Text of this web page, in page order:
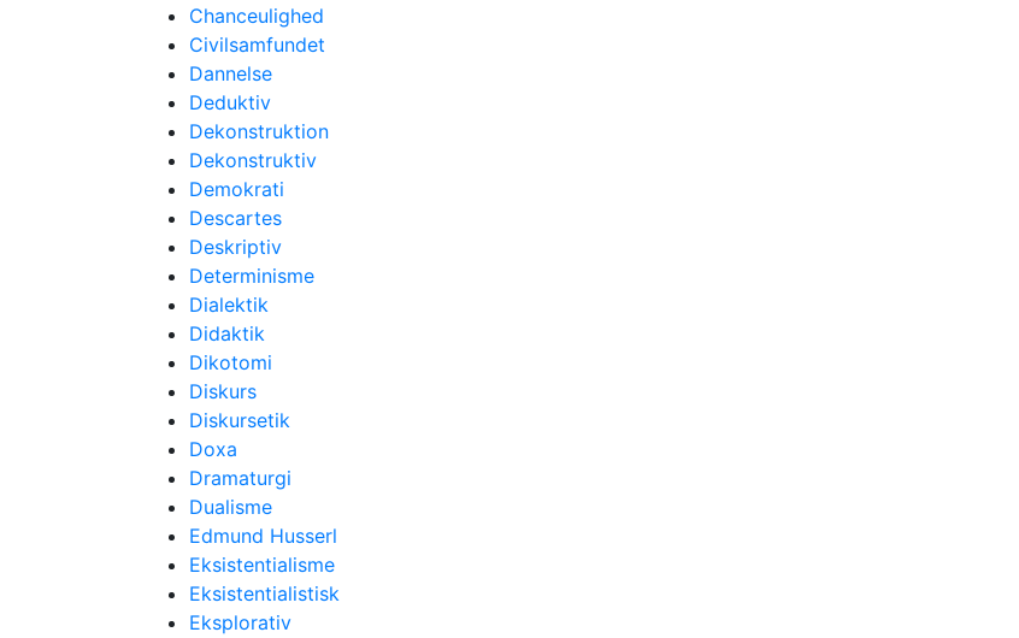
Chanceulighed
Civilsamfundet
Dannelse
Deduktiv
Dekonstruktion
Dekonstruktiv
Demokrati
Descartes
Deskriptiv
Determinisme
Dialektik
Didaktik
Dikotomi
Diskurs
Diskursetik
Doxa
Dramaturgi
Dualisme
Edmund Husserl
Eksistentialisme
Eksistentialistisk
Eksplorativ